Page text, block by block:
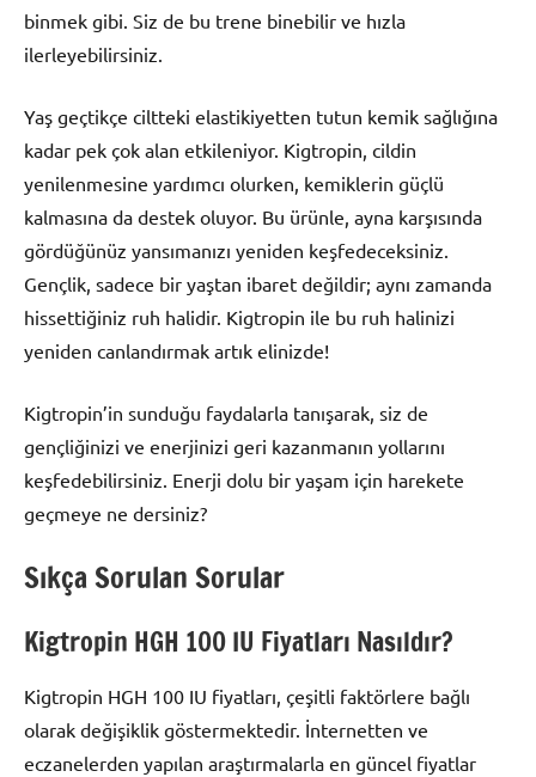
binmek gibi. Siz de bu trene binebilir ve hızla
ilerleyebilirsiniz.
Yaş geçtikçe ciltteki elastikiyetten tutun kemik sağlığına
kadar pek çok alan etkileniyor. Kigtropin, cildin
yenilenmesine yardımcı olurken, kemiklerin güçlü
kalmasına da destek oluyor. Bu ürünle, ayna karşısında
gördüğünüz yansımanızı yeniden keşfedeceksiniz.
Gençlik, sadece bir yaştan ibaret değildir; aynı zamanda
hissettiğiniz ruh halidir. Kigtropin ile bu ruh halinizi
yeniden canlandırmak artık elinizde!
Kigtropin’in sunduğu faydalarla tanışarak, siz de
gençliğinizi ve enerjinizi geri kazanmanın yollarını
keşfedebilirsiniz. Enerji dolu bir yaşam için harekete
geçmeye ne dersiniz?
Sıkça Sorulan Sorular
Kigtropin HGH 100 IU Fiyatları Nasıldır?
Kigtropin HGH 100 IU fiyatları, çeşitli faktörlere bağlı
olarak değişiklik göstermektedir. İnternetten ve
eczanelerden yapılan araştırmalarla en güncel fiyatlar